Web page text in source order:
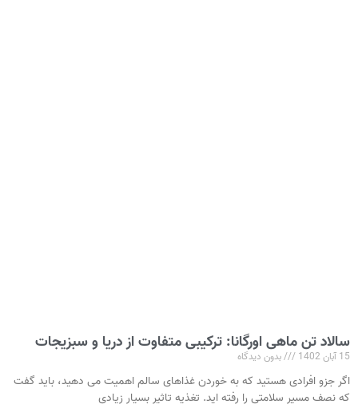
سالاد تن ماهی اورگانا: ترکیبی متفاوت از دریا و سبزیجات
15 آبان 1402 بدون دیدگاه
اگر جزو افرادی هستید که به خوردن غذاهای سالم اهمیت می‌ دهید، باید گفت
که نصف مسیر سلامتی را رفته‌ اید. تغذیه تاثیر بسیار زیادی